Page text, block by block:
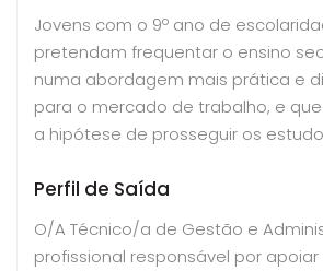
Jovens com o 9º ano de
pretendam frequentar o ensino
numa abordagem mais prática e
para o mercado de trabalho, e
a hipótese de prosseguir os
Perfil de Saída
O/A Técnico/a de Gestão e
profissional responsável por